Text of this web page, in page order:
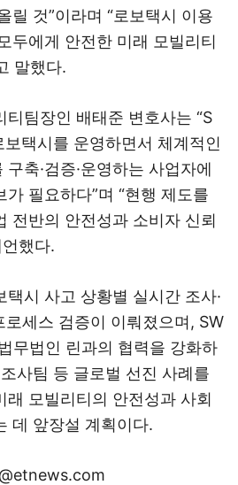
릴 것”이라며 “로보택시 이용
두에게 안전한 미래 모빌리티
말했다.
티팀장인 배태준 변호사는 “S
택시를 운영하면서 체계적인
축·검증·운영하는 사업자에
필요하다”며 “현행 제도를
전반의 안전성과 소비자 신뢰
했다.
시 사고 상황별 실시간 조사·
세스 검증이 이뤄졌으며, SW
무법인 린과의 협력을 강화하
사팀 등 글로벌 선진 사례를
래 모빌리티의 안전성과 사회
데 앞장설 계획이다.